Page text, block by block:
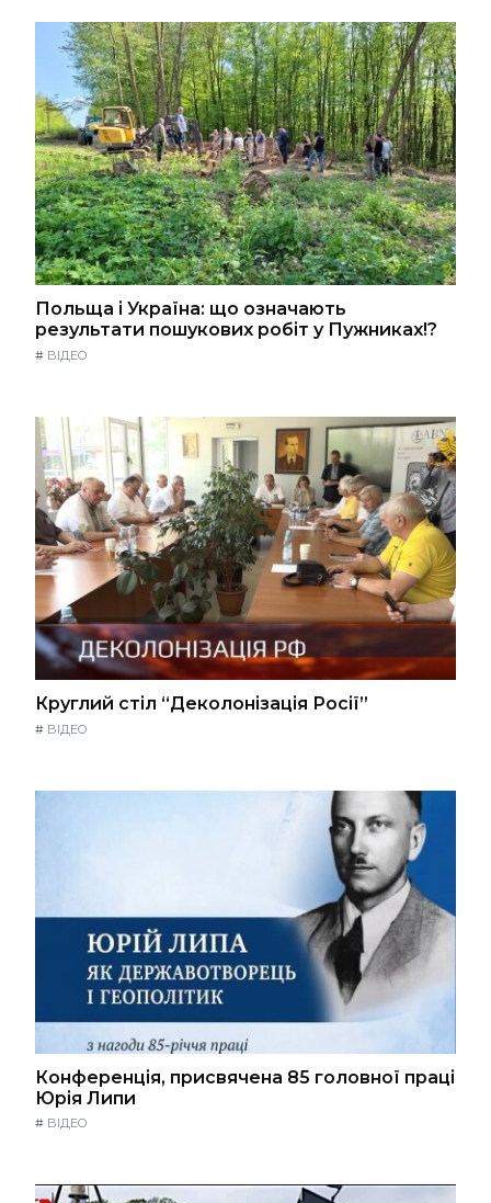
Польща і Україна: що означають
результати пошукових робіт у Пужниках!?
# ВІДЕО
Круглий стіл “Деколонізація Росії”
# ВІДЕО
Конференція, присвячена 85 головної праці
Юрія Липи
# ВІДЕО